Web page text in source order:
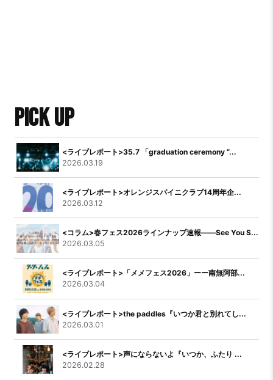
PICK UP
<ライブレポート>35.7 「graduation ceremony “...
2026.03.19
<ライブレポート>オレンジスパイニクラブ14周年企...
2026.03.12
<コラム>春フェス2026ラインナップ速報――See You S...
2026.03.05
<ライブレポート>「メメフェス2026」ーー南無阿部...
2026.03.04
<ライブレポート>the paddles『いつか君と別れてし...
2026.03.01
<ライブレポート>声にならないよ『いつか、ふたり ...
2026.02.28